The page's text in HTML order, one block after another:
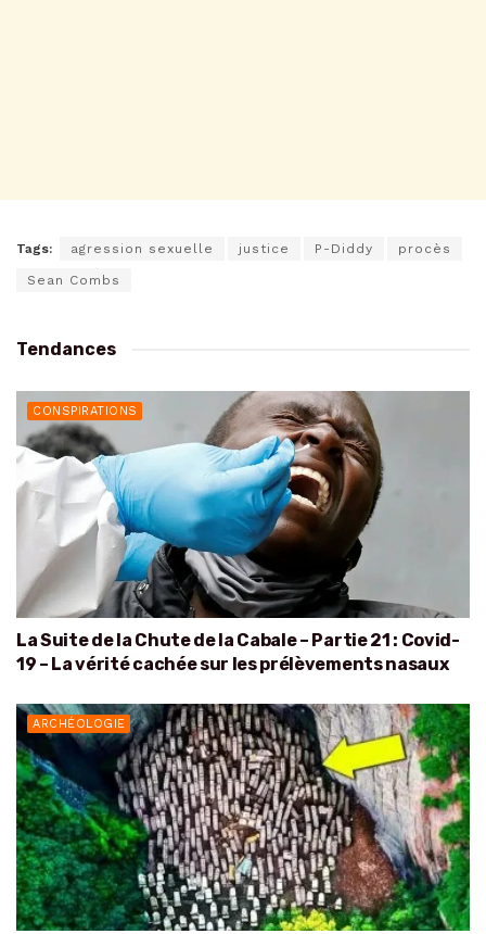
Tags: agression sexuelle justice P-Diddy procès
Sean Combs
Tendances
CONSPIRATIONS
La Suite de la Chute de la Cabale – Partie 21 : Covid-
19 – La vérité cachée sur les prélèvements nasaux
ARCHÉOLOGIE